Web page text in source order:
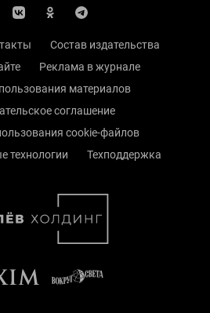
Состав издательства
Реклама в журнале
материалов
соглашение
cookie-файлов
технологии
Техподдержка